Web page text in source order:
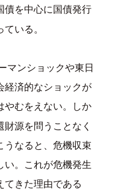
債を中心に国債発行
いる。
マンショックや東日
経済的なショックが
やむをえない。しか
財源を問うことなく
うなると、危機収束
い。これが危機発生
てきた理由である